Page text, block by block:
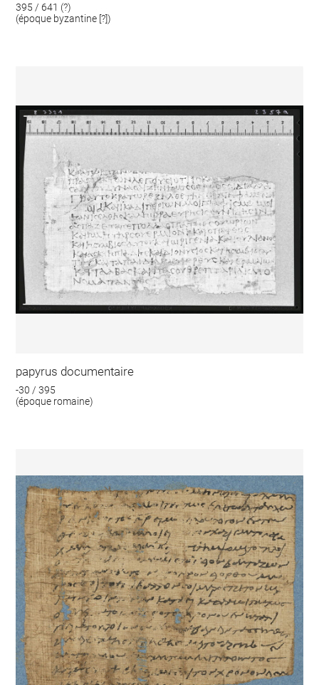
395 / 641 (?)
(époque byzantine [?])
papyrus documentaire
-30 / 395
(époque romaine)